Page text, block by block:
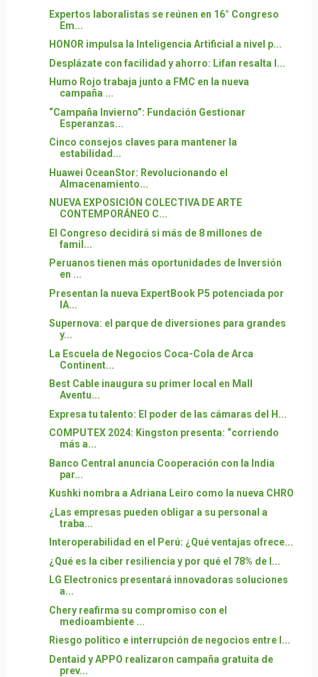
Expertos laboralistas se reúnen en 16° Congreso
Em...
HONOR impulsa la Inteligencia Artificial a nivel p...
Desplázate con facilidad y ahorro: Lifan resalta l...
Humo Rojo trabaja junto a FMC en la nueva
campaña ...
“Campaña Invierno”: Fundación Gestionar
Esperanzas...
Cinco consejos claves para mantener la
estabilidad...
Huawei OceanStor: Revolucionando el
Almacenamiento...
NUEVA EXPOSICIÓN COLECTIVA DE ARTE
CONTEMPORÁNEO C...
El Congreso decidirá si más de 8 millones de
famil...
Peruanos tienen más oportunidades de Inversión
en ...
Presentan la nueva ExpertBook P5 potenciada por
IA...
Supernova: el parque de diversiones para grandes
y...
La Escuela de Negocios Coca-Cola de Arca
Continent...
Best Cable inaugura su primer local en Mall
Aventu...
Expresa tu talento: El poder de las cámaras del H...
COMPUTEX 2024: Kingston presenta: “corriendo
más a...
Banco Central anuncia Cooperación con la India
par...
Kushki nombra a Adriana Leiro como la nueva CHRO
¿Las empresas pueden obligar a su personal a
traba...
Interoperabilidad en el Perú: ¿Qué ventajas ofrece...
¿Qué es la ciber resiliencia y por qué el 78% de l...
LG Electronics presentará innovadoras soluciones
a...
Chery reafirma su compromiso con el
medioambiente ...
Riesgo político e interrupción de negocios entre l...
Dentaid y APPO realizaron campaña gratuita de
prev...